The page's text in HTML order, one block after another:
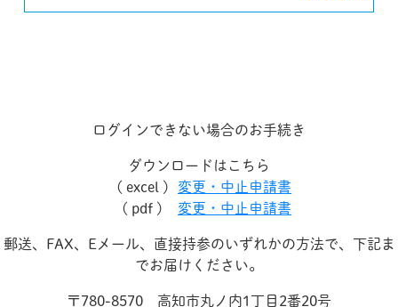
ログインできない場合のお手続き
ダウンロードはこちら
( excel )
変更・中止申請書
( pdf )
変更・中止申請書
郵送、FAX、Eメール、直接持参のいずれかの方法で、下記ま
でお届けください。
〒780-8570 高知市丸ノ内1丁目2番20号